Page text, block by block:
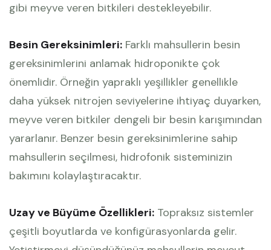
gibi meyve veren bitkileri destekleyebilir.
Besin Gereksinimleri: Farklı mahsullerin besin
gereksinimlerini anlamak hidroponikte çok
önemlidir. Örneğin yapraklı yeşillikler genellikle
daha yüksek nitrojen seviyelerine ihtiyaç duyarken,
meyve veren bitkiler dengeli bir besin karışımından
yararlanır. Benzer besin gereksinimlerine sahip
mahsullerin seçilmesi, hidrofonik sisteminizin
bakımını kolaylaştıracaktır.
Uzay ve Büyüme Özellikleri: Topraksız sistemler
çeşitli boyutlarda ve konfigürasyonlarda gelir.